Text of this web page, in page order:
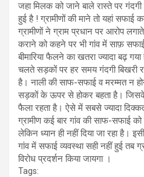
जहा मिलक को जाने बाले रास्ते पर गंदगी
हुई है ! ग्रामीणों की माने तो यहां सफाई
ग्रामीणों ने ग्राम प्रधान पर आरोप
कराने को कहने पर भी गांव में साफ़
बीमारिया फैलने का खतरा ज्यादा बढ़
चलते सड़कों पर हर समय गंदगी बिखरी
है। नाली की साफ-सफाई व मरम्मत न
सड़कों के ऊपर से होकर बहता है।
फैला रहता है। ऐसे में सबसे ज्यादा
ग्रामीण कई बार गांव की साफ-सफाई
लेकिन ध्यान ही नहीं दिया जा रहा है।
गांव में सफाई व्यवस्था सही नहीं हुई तब
विरोध प्रदर्शन किया जायगा ।
Tags: